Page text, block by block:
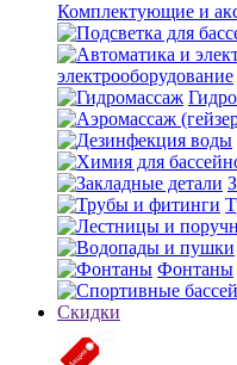
Комплектующие и
электрооборудование
Фонтаны
Скидки